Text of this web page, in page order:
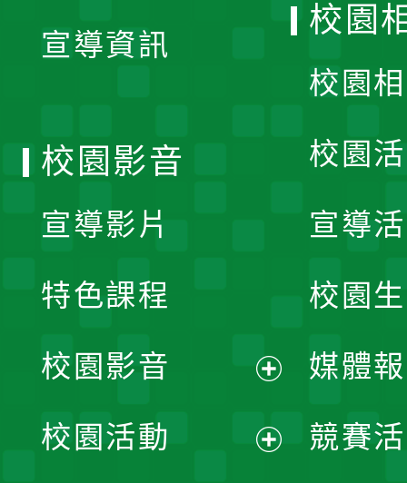
宣導資訊
校園
校園
校園
宣導
校園
媒體
競賽
校園影音
宣導影片
特色課程
校園影音
開
校園活動